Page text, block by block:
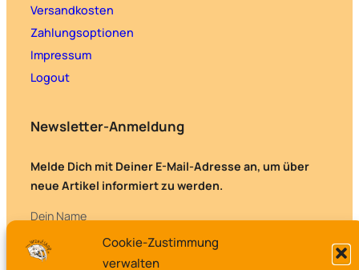
Cookie-Zustimmung
verwalten
Versandkosten
Zahlungsoptionen
Impressum
Logout
Newsletter-Anmeldung
Melde Dich mit Deiner E-Mail-Adresse an, um über
neue Artikel informiert zu werden.
Dein Name